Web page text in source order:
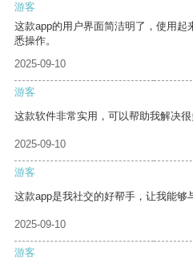
游客
这款app的用户界面简洁明了，使用
悉操作。
2025-09-10
游客
这款软件非常实用，可以帮助我解决很
2025-09-10
游客
这款app是我社交的好帮手，让我能够
2025-09-10
游客